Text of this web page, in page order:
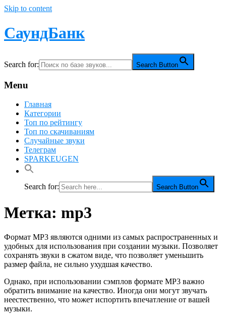
Skip to content
СаундБанк
Search for: Search Button
Menu
Главная
Категории
Топ по рейтингу
Топ по скачиваниям
Случайные звуки
Телеграм
SPARKEUGEN
Search for: Search Button
Метка: mp3
Формат MP3 являются одними из самых распространенных и
удобных для использования при создании музыки. Позволяет
сохранять звуки в сжатом виде, что позволяет уменьшить
размер файла, не сильно ухудшая качество.
Однако, при использовании сэмплов формате MP3 важно
обратить внимание на качество. Иногда они могут звучать
неестественно, что может испортить впечатление от вашей
музыки.